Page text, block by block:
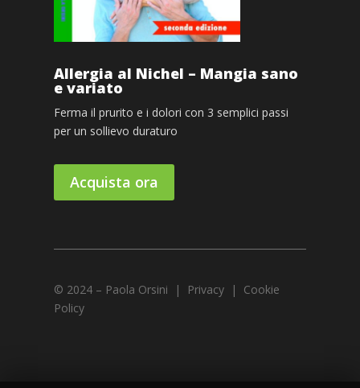
Allergia al Nichel – Mangia sano
e variato
Ferma il prurito e i dolori con 3 semplici passi
per un sollievo duraturo
Acquista ora
© 2024 – Paola Orsini | Privacy | Cookie
Policy